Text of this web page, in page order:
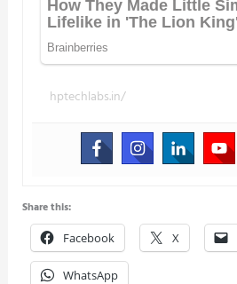
hptechlabs.in/
Share this:
Facebook X
WhatsApp